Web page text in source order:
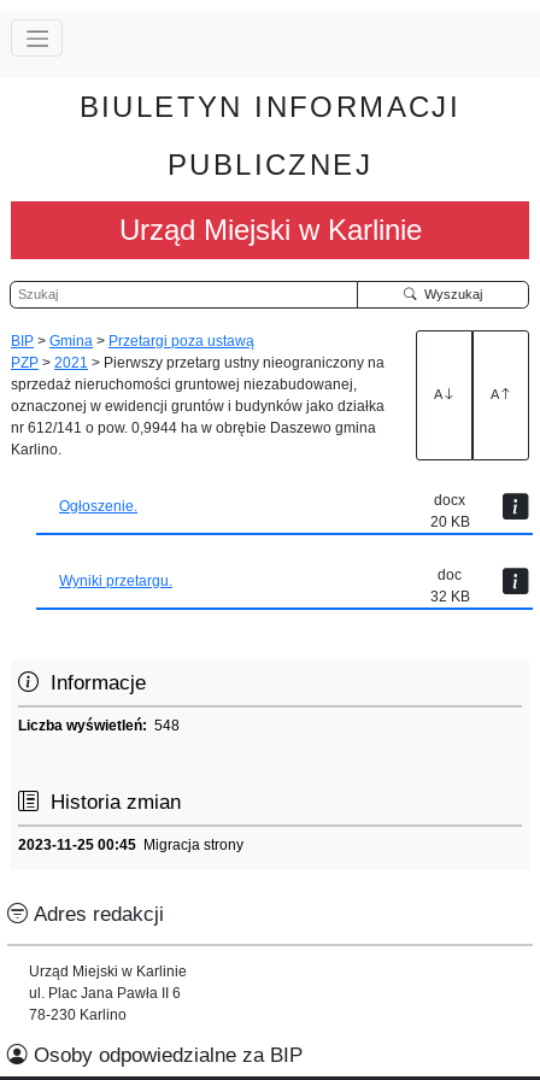
BIULETYN INFORMACJI
PUBLICZNEJ
Urząd Miejski w Karlinie
Szukaj Wyszukaj
BIP > Gmina > Przetargi poza ustawą
PZP > 2021 > Pierwszy przetarg ustny nieograniczony na
sprzedaż nieruchomości gruntowej niezabudowanej,
oznaczonej w ewidencji gruntów i budynków jako działka
nr 612/141 o pow. 0,9944 ha w obrębie Daszewo gmina
Karlino.
A A
Ogłoszenie.
docx
20 KB
Wyniki przetargu.
doc
32 KB
Informacje
Liczba wyświetleń: 548
Historia zmian
2023-11-25 00:45 Migracja strony
Adres redakcji
Urząd Miejski w Karlinie
ul. Plac Jana Pawła II 6
78-230 Karlino
Osoby odpowiedzialne za BIP